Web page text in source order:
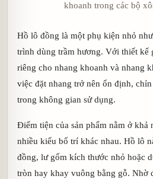
khoanh trong các bộ
Hồ lô đồng là một phụ kiện nhỏ
trình dùng trầm hương. Với thiết kế
riêng cho nhang khoanh và nhang
việc đặt nhang trở nên ổn định,
trong không gian sử dụng.
Điểm tiện của sản phẩm nằm ở khả
nhiều kiểu bố trí khác nhau. Hồ lô
đồng, lư gốm kích thước nhỏ hoặc
tròn hay khay vuông bằng gỗ. Nhờ